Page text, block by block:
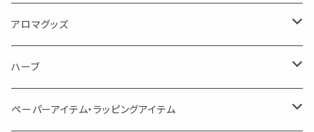
消臭に（用途：空間や衣服）
Kiyome LESO. キヨメ レソット
体感-4℃ !? 薄荷をブレンドしたアロマスプレー
AroMachi アロマチ 町の香り
エッセンシャルオイル
シングル
ブレンド
キャリアオイル
アロマグッズ
エッセンシャルオイル
ディフューザー
ハーブ
サシェ・香り袋
ペーパーアイテム・ラッピングアイテム